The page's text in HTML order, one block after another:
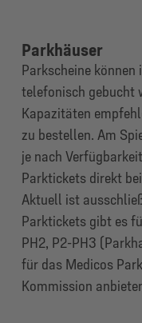
Parkhäuser
Parkscheine
telefonisch gebucht
Kapazitäten
zu bestellen. Am
je nach
Parktickets direkt
Aktuell ist
Parktickets gibt es
PH2, P2-PH3
für das Medicos
Kommission